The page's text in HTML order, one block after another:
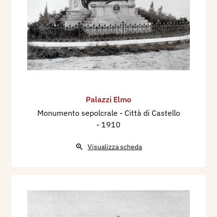
2003 - Alfonso Panzetta, Nuovo Dizionario degli
Scultori Italiani dell’ottocento e del primo
novecento, volume II, M-Z, Adarte, p. 676.
Palazzi Elmo
Monumento sepolcrale - Città di Castello
- 1910
Visualizza scheda